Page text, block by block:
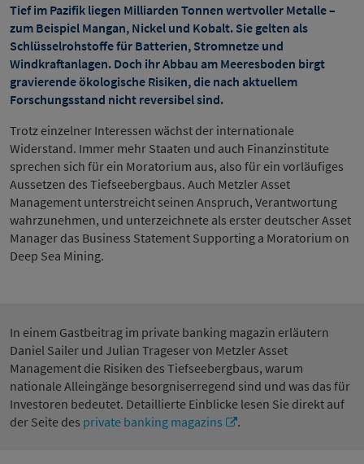
Tief im Pazifik liegen Milliarden Tonnen wertvoller Metalle –
zum Beispiel Mangan, Nickel und Kobalt. Sie gelten als
Schlüsselrohstoffe für Batterien, Stromnetze und
Windkraftanlagen. Doch ihr Abbau am Meeresboden birgt
gravierende ökologische Risiken, die nach aktuellem
Forschungsstand nicht reversibel sind.
Trotz einzelner Interessen wächst der internationale
Widerstand. Immer mehr Staaten und auch Finanzinstitute
sprechen sich für ein Moratorium aus, also für ein vorläufiges
Aussetzen des Tiefseebergbaus. Auch Metzler Asset
Management unterstreicht seinen Anspruch, Verantwortung
wahrzunehmen, und unterzeichnete als erster deutscher Asset
Manager das Business Statement Supporting a Moratorium on
Deep Sea Mining.
In einem Gastbeitrag im private banking magazin erläutern
Daniel Sailer und Julian Trageser von Metzler Asset
Management die Risiken des Tiefseebergbaus, warum
nationale Alleingänge besorgniserregend sind und was das für
Investoren bedeutet. Detaillierte Einblicke lesen Sie direkt auf
der Seite des private banking magazins .